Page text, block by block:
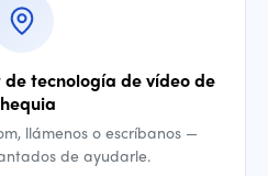
tecnología de vídeo de
llámenos o escríbanos —
de ayudarle.